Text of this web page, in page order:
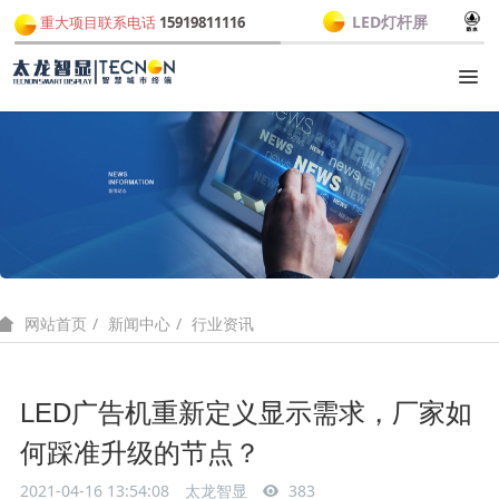
重大项目联系电话 15919811116 LED灯杆屏
网站首页 新闻中心 行业资讯
LED广告机重新定义显示需求，厂家如
何踩准升级的节点？
2021-04-16 13:54:08 太龙智显 383